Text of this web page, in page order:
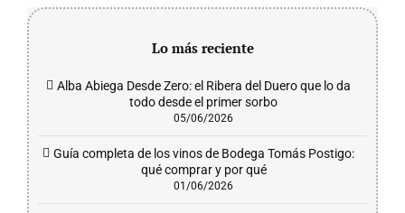
Lo más reciente
Alba Abiega Desde Zero: el Ribera del Duero que lo da
todo desde el primer sorbo
05/06/2026
Guía completa de los vinos de Bodega Tomás Postigo:
qué comprar y por qué
01/06/2026